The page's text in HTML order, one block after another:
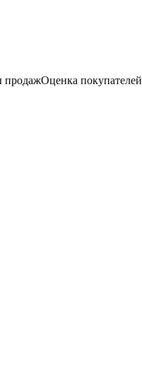
продажОценка покупателей